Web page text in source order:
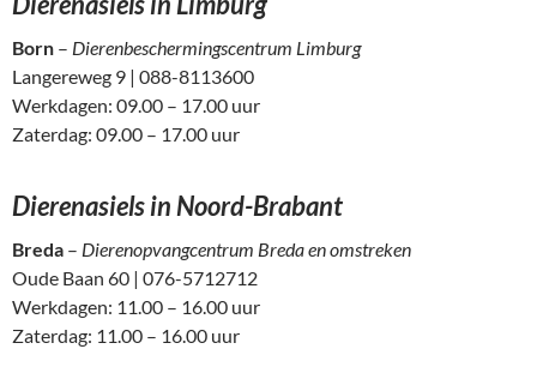
Born – Dierenbeschermingscentrum Limburg
Langereweg 9 | 088-8113600
Werkdagen: 09.00 – 17.00 uur
Zaterdag: 09.00 – 17.00 uur
Dierenasiels in Noord-Brabant
Breda – Dierenopvangcentrum Breda en omstreken
Oude Baan 60 | 076-5712712
Werkdagen: 11.00 – 16.00 uur
Zaterdag: 11.00 – 16.00 uur